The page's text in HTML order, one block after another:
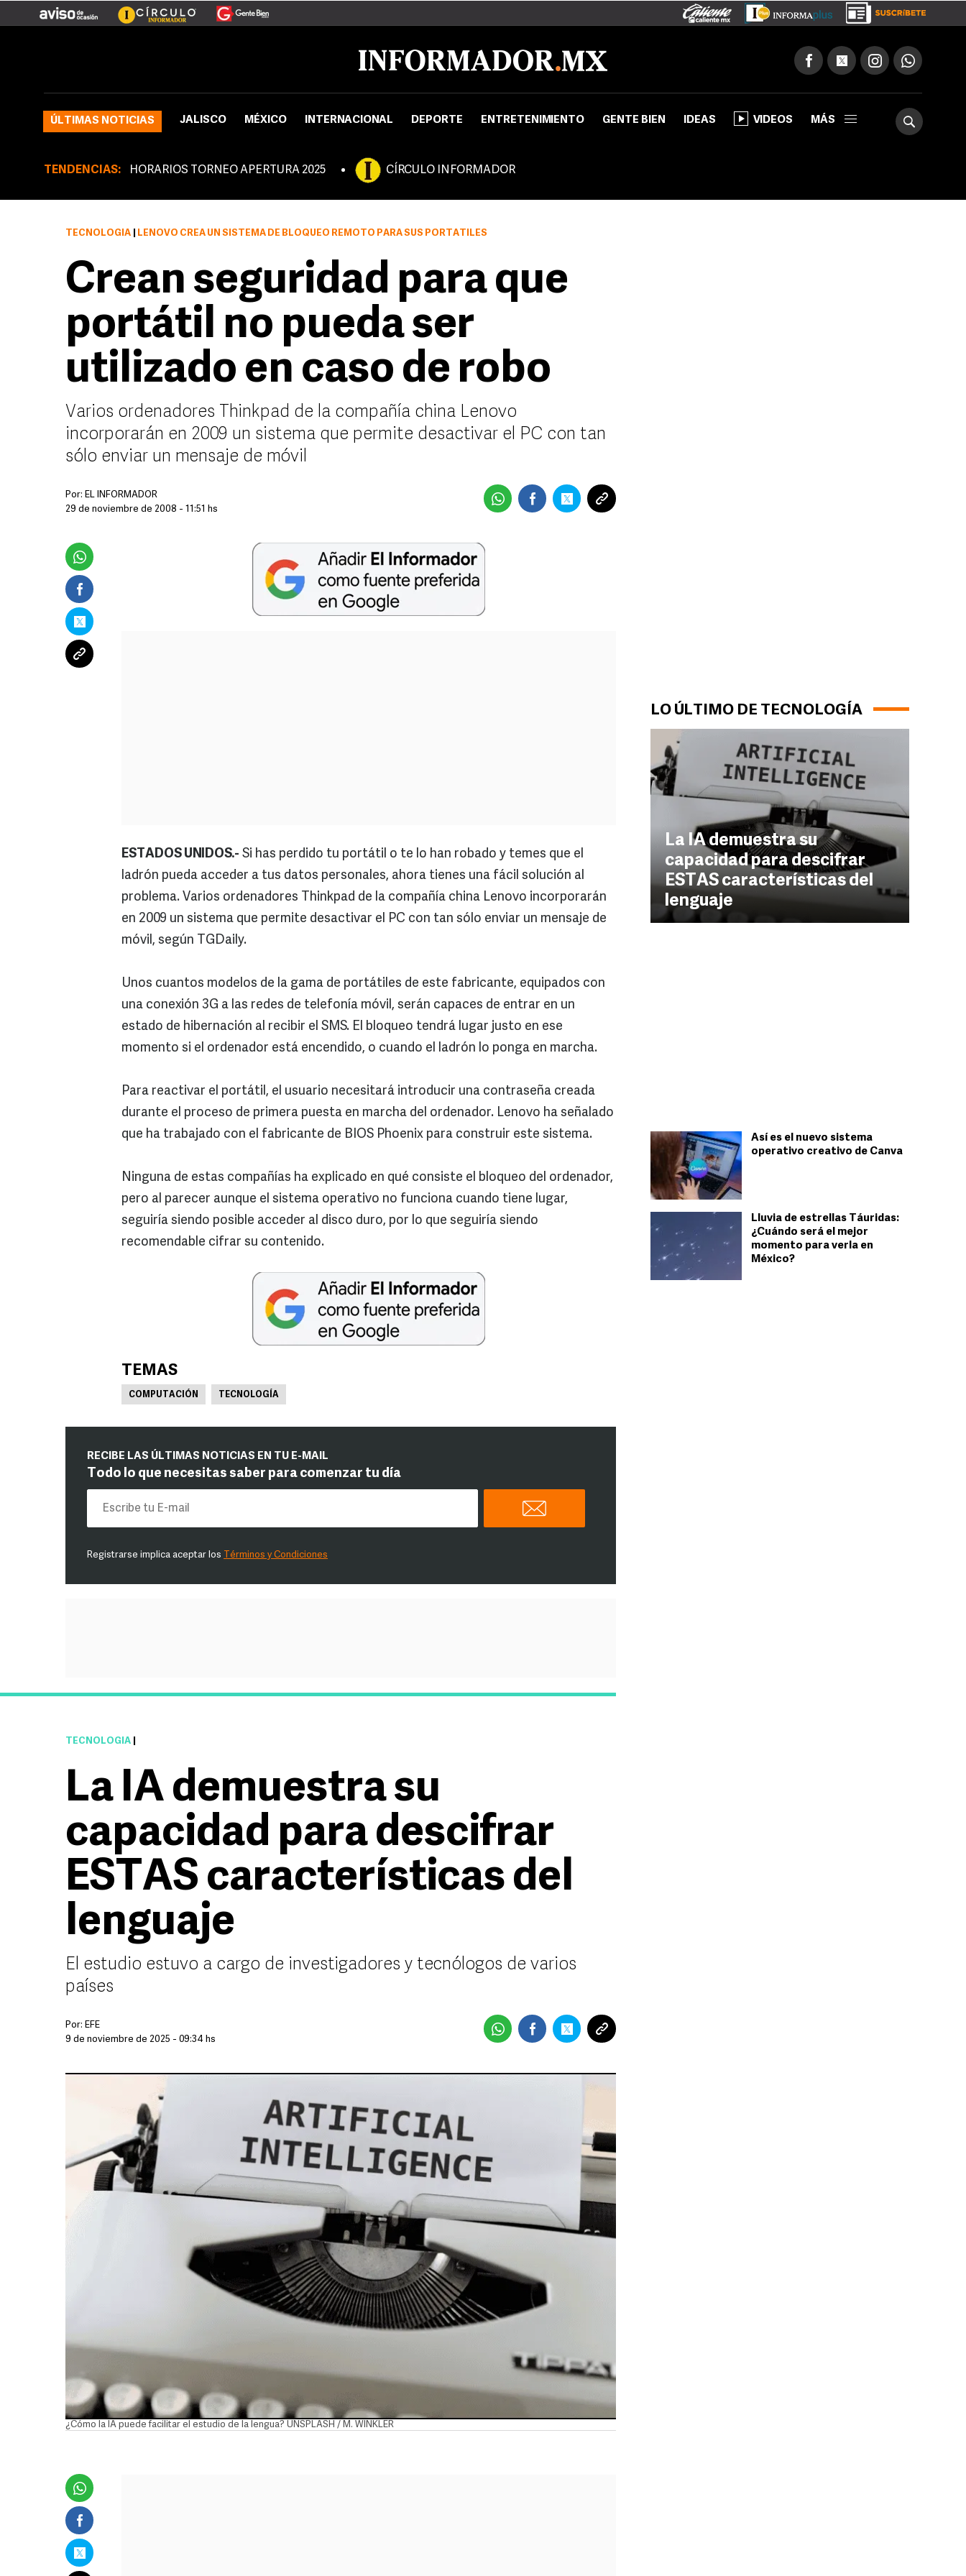
ÚLTIMAS NOTICIAS JALISCO MÉXICO INTERNACIONAL DEPORTE ENTRETENIMIENTO GENTE BIEN IDEAS VIDEOS MÁS
TENDENCIAS: HORARIOS TORNEO APERTURA 2025 CÍRCULO INFORMADOR
LO ÚLTIMO DE TECNOLOGÍA
La IA demuestra su
capacidad para descifrar
ESTAS características del
lenguaje
Así es el nuevo sistema
operativo creativo de Canva
Lluvia de estrellas Táuridas:
¿Cuándo será el mejor
momento para verla en
México?
TECNOLOGÍA LENOVO CREA UN SISTEMA DE BLOQUEO REMOTO PARA SUS PORTÁTILES
Crean seguridad para que
portátil no pueda ser
utilizado en caso de robo
Varios ordenadores Thinkpad de la compañía china Lenovo
incorporarán en 2009 un sistema que permite desactivar el PC con tan
sólo enviar un mensaje de móvil
Por: EL INFORMADOR
29 de noviembre de 2008 - 11:51 hs
ESTADOS UNIDOS.- Si has perdido tu portátil o te lo han robado y temes que el
ladrón pueda acceder a tus datos personales, ahora tienes una fácil solución al
problema. Varios ordenadores Thinkpad de la compañía china Lenovo incorporarán
en 2009 un sistema que permite desactivar el PC con tan sólo enviar un mensaje de
móvil, según TGDaily.
Unos cuantos modelos de la gama de portátiles de este fabricante, equipados con
una conexión 3G a las redes de telefonía móvil, serán capaces de entrar en un
estado de hibernación al recibir el SMS. El bloqueo tendrá lugar justo en ese
momento si el ordenador está encendido, o cuando el ladrón lo ponga en marcha.
Para reactivar el portátil, el usuario necesitará introducir una contraseña creada
durante el proceso de primera puesta en marcha del ordenador. Lenovo ha señalado
que ha trabajado con el fabricante de BIOS Phoenix para construir este sistema.
Ninguna de estas compañías ha explicado en qué consiste el bloqueo del ordenador,
pero al parecer aunque el sistema operativo no funciona cuando tiene lugar,
seguiría siendo posible acceder al disco duro, por lo que seguiría siendo
recomendable cifrar su contenido.
TEMAS
COMPUTACIÓN TECNOLOGÍA
RECIBE LAS ÚLTIMAS NOTICIAS EN TU E-MAIL
Todo lo que necesitas saber para comenzar tu día
Registrarse implica aceptar los Términos y Condiciones
TECNOLOGÍA
La IA demuestra su
capacidad para descifrar
ESTAS características del
lenguaje
El estudio estuvo a cargo de investigadores y tecnólogos de varios
países
Por: EFE
9 de noviembre de 2025 - 09:34 hs
¿Cómo la IA puede facilitar el estudio de la lengua? UNSPLASH / M. WINKLER